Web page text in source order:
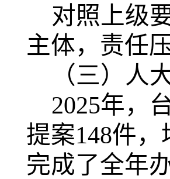
对照上级
主体，责任
（三）人
2025年，
提案148件
完成了全年